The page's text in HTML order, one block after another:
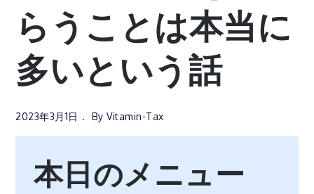
らうことは本当に
多いという話
2023年3月1日 ByVitamin-Tax
本日のメニュー